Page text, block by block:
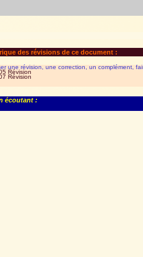
des révisions de ce document :
une révision, une correction, un complément,
Révision
Révision
écoutant :